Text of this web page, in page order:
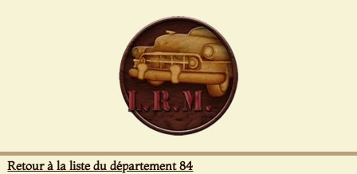
Retour à la liste du département 84